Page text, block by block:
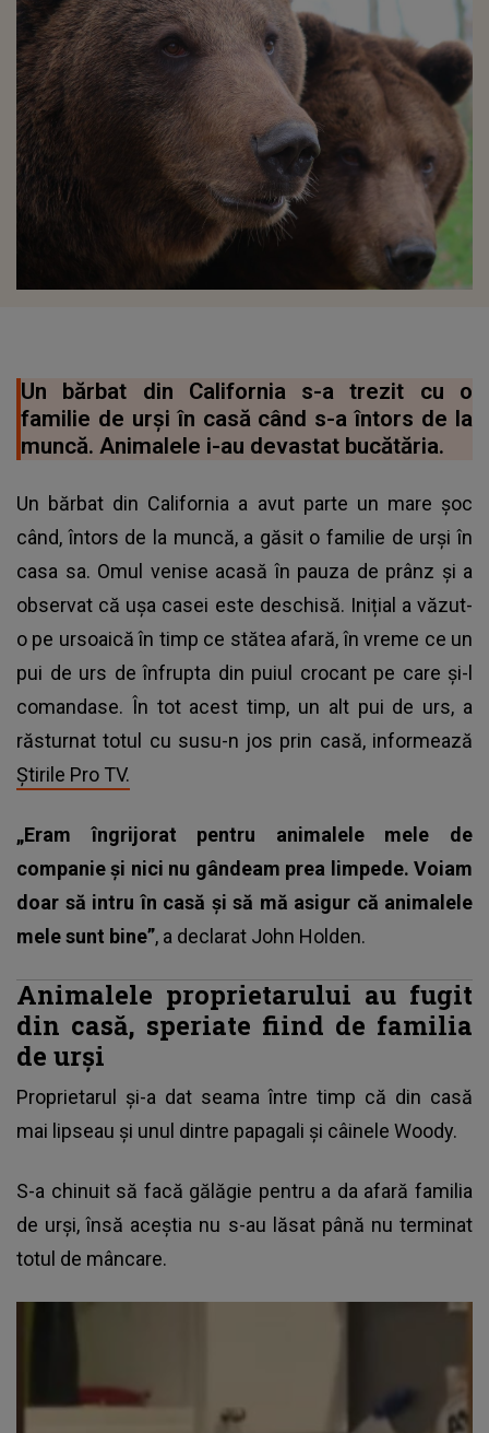
Un bărbat din California s-a trezit cu o
familie de urși în casă când s-a întors de la
muncă. Animalele i-au devastat bucătăria.
Un bărbat din California a avut parte un mare șoc
când, întors de la muncă, a găsit o familie de urși în
casa sa. Omul venise acasă în pauza de prânz și a
observat că ușa casei este deschisă. Inițial a văzut-
o pe ursoaică în timp ce stătea afară, în vreme ce un
pui de urs de înfrupta din puiul crocant pe care și-l
comandase. În tot acest timp, un alt pui de urs, a
răsturnat totul cu susu-n jos prin casă, informează
Știrile Pro TV.
„Eram îngrijorat pentru animalele mele de
companie și nici nu gândeam prea limpede. Voiam
doar să intru în casă și să mă asigur că animalele
mele sunt bine”, a declarat John Holden.
Animalele proprietarului au fugit
din casă, speriate fiind de familia
de urși
Proprietarul și-a dat seama între timp că din casă
mai lipseau și unul dintre papagali și câinele Woody.
S-a chinuit să facă gălăgie pentru a da afară familia
de urși, însă aceștia nu s-au lăsat până nu terminat
totul de mâncare.